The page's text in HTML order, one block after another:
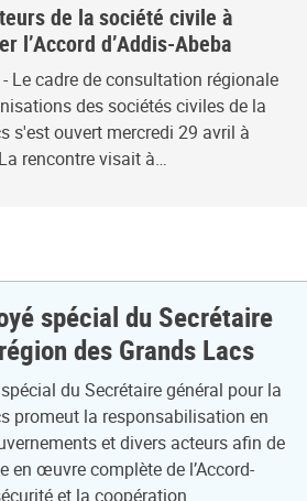
de la société civile à
l’Accord d’Addis-Abeba
Le cadre de consultation régionale
des sociétés civiles de la
s'est ouvert mercredi 29 avril à
rencontre visait à…
spécial du Secrétaire
des Grands Lacs
du Secrétaire général pour la
promeut la responsabilisation en
et divers acteurs afin de
en œuvre complète de l’Accord-
et la coopération.